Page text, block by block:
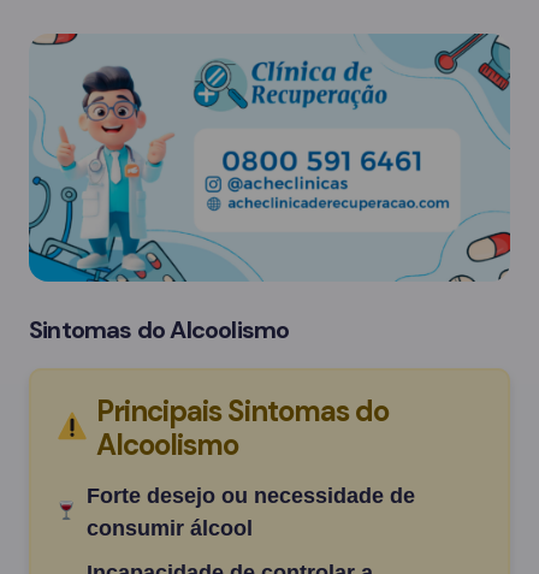
Sintomas do Alcoolismo
Principais Sintomas do
Alcoolismo
Forte desejo ou necessidade de
consumir álcool